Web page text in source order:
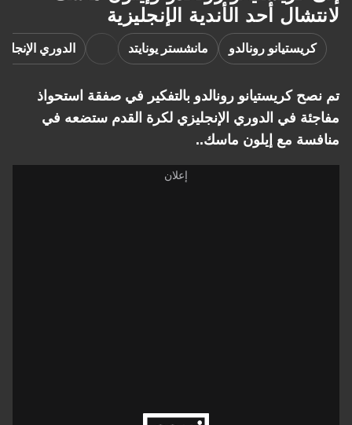
لانتشال أحد الأندية الإنجليزية
كريستيانو رونالدو مانشستر يونايتد الدوري
تم نصح كريستيانو رونالدو بالتفكير في صفقة استحواذ
مفاجئة في الدوري الإنجليزي لكرة القدم ستضعه في
منافسة مع إيلون ماسك..